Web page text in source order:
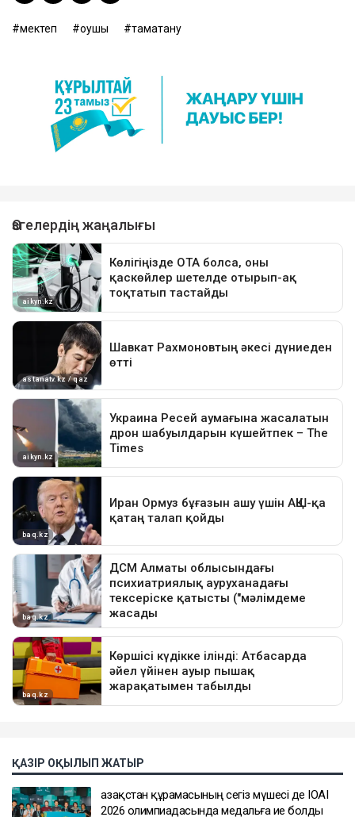
мектеп оқушы тамақтану
ҚАЗІР ОҚЫЛЫП ЖАТЫР
Қазақстан құрамасының сегіз мүшесі де IOAI
2026 олимпиадасында медальға ие болды